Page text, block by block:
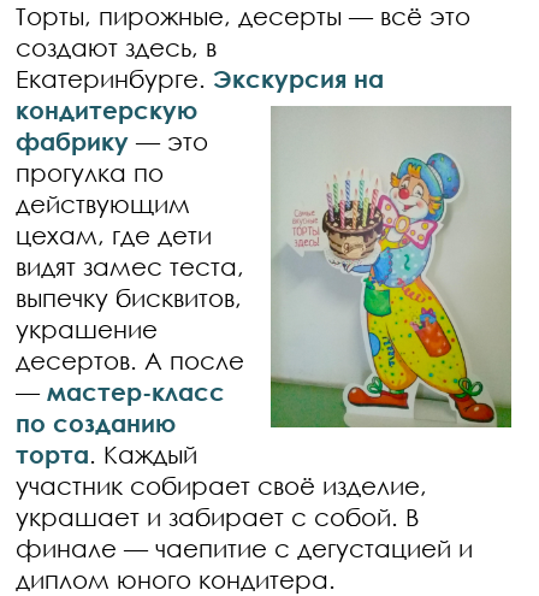
Торты, пирожные, десерты — всё это
создают здесь, в
Екатеринбурге. Экскурсия на
кондитерскую
фабрику — это
прогулка по
действующим
цехам, где дети
видят замес теста,
выпечку бисквитов,
украшение
десертов. А после
—мастер-класс
по созданию
торта. Каждый
участник собирает своё изделие,
украшает и забирает с собой. В
финале — чаепитие с дегустацией и
диплом юного кондитера.